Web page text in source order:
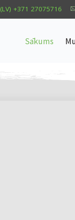
(LV) +371 27075716
Sākums